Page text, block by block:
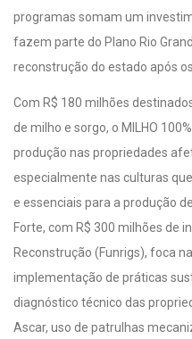
programas somam um
fazem parte do Plano Rio
reconstrução do estado após
Com R$ 180 milhões
de milho e sorgo, o MILHO
produção nas propriedades
especialmente nas culturas
e essenciais para a produção
Forte, com R$ 300 milhões de
Reconstrução (Funrigs), foca
implementação de práticas
diagnóstico técnico das
Ascar, uso de patrulhas